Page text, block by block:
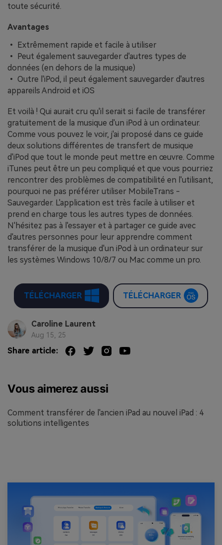
toute sécurité.
Avantages
• Extrêmement rapide et facile à utiliser
• Peut également sauvegarder d'autres types de
données (en dehors de la musique)
• Outre l'iPod, il peut également sauvegarder d'autres
appareils Android et iOS
Et voilà ! Qui aurait cru qu'il serait si facile de transférer
gratuitement de la musique d'un iPod à un ordinateur.
Comme vous pouvez le voir, j'ai proposé dans ce guide
deux solutions différentes de transfert de musique
d'iPod que tout le monde peut mettre en œuvre. Comme
iTunes peut être un peu compliqué et que vous pourriez
rencontrer des problèmes de compatibilité en l'utilisant,
pourquoi ne pas préférer utiliser MobileTrans -
Sauvegarder. L'application est très facile à utiliser et
prend en charge tous les autres types de données.
N'hésitez pas à l'essayer et à partager ce guide avec
d'autres personnes pour leur apprendre comment
transférer de la musique d'un iPod à un ordinateur sur
les systèmes Windows 10/8/7 ou Mac comme un pro.
TÉLÉCHARGER TÉLÉCHARGER
Caroline Laurent
Aug 15, 25
Share article:
Vous aimerez aussi
Comment transférer de l'ancien iPad au nouvel iPad : 4
solutions intelligentes